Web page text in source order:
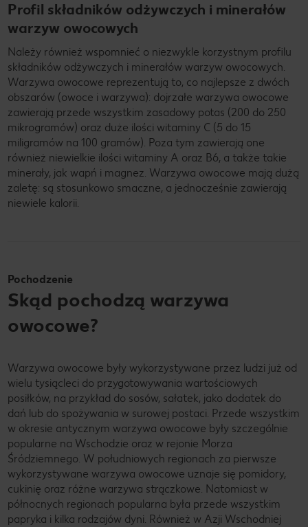
Profil składników odżywczych i minerałów
warzyw owocowych
Należy również wspomnieć o niezwykle korzystnym profilu
składników odżywczych i minerałów warzyw owocowych.
Warzywa owocowe reprezentują to, co najlepsze z dwóch
obszarów (owoce i warzywa): dojrzałe warzywa owocowe
zawierają przede wszystkim zasadowy potas (200 do 250
mikrogramów) oraz duże ilości witaminy C (5 do 15
miligramów na 100 gramów). Poza tym zawierają one
również niewielkie ilości witaminy A oraz B6, a także takie
minerały, jak wapń i magnez. Warzywa owocowe mają dużą
zaletę: są stosunkowo smaczne, a jednocześnie zawierają
niewiele kalorii.
Pochodzenie
Skąd pochodzą warzywa
owocowe?
Warzywa owocowe były wykorzystywane przez ludzi już od
wielu tysiącleci do przygotowywania wartościowych
posiłków, na przykład do sosów, sałatek, jako dodatek do
dań lub do spożywania w surowej postaci. Przede wszystkim
w okresie antycznym warzywa owocowe były szczególnie
popularne na Wschodzie oraz w rejonie Morza
Śródziemnego. W południowych regionach za pierwsze
wykorzystywane warzywa owocowe uznaje się pomidory,
cukinię oraz różne warzywa strączkowe. Natomiast w
północnych regionach popularna była przede wszystkim
papryka i kilka rodzajów dyni. Również w Azji Wschodniej